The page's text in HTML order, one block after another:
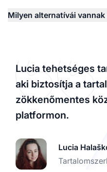
Milyen alternatívái
Lucia tehetséges
aki biztosítja a
zökkenőmentes
platformon.
Lucia